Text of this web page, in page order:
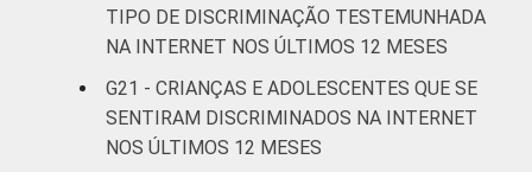
TIPO DE DISCRIMINAÇÃO TESTEMUNHADA
NA INTERNET NOS ÚLTIMOS 12 MESES
G21 - CRIANÇAS E ADOLESCENTES QUE SE
SENTIRAM DISCRIMINADOS NA INTERNET
NOS ÚLTIMOS 12 MESES